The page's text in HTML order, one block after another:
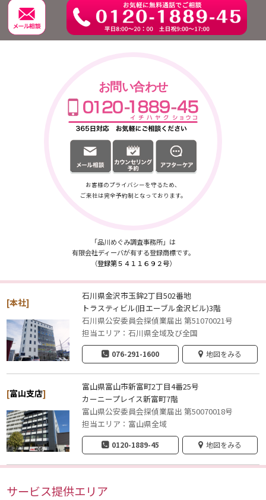
お問い合わせ
お客様のプライバシーを守るため、
ご来社は完全予約制となっております。
「品川めぐみ調査事務所」は
有限会社ディーバが有する登録商標です。
（登録第５４１１６９２号）
[本社]
石川県金沢市玉鉾2丁目502番地
トラスティビル(旧エーブル金沢ビル)3階
石川県公安委員会探偵業届出 第51070021号
担当エリア：石川県全域及び全国
076-291-1600 地図をみる
[富山支店]
富山県富山市新富町2丁目4番25号
カーニープレイス新富町7階
富山県公安委員会探偵業届出 第50070018号
担当エリア：富山県全域
0120-1889-45 地図をみる
サービス提供エリア